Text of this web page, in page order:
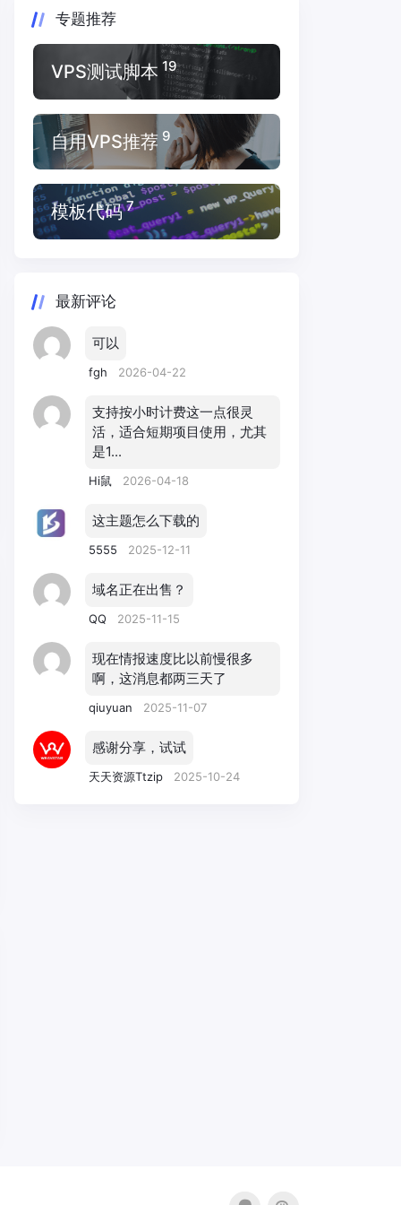
专题推荐
VPS测试脚本 19
自用VPS推荐 9
模板代码 7
最新评论
可以
fgh 2026-04-22
支持按小时计费这一点很灵
活，适合短期项目使用，尤其
是1...
Hi鼠 2026-04-18
这主题怎么下载的
5555 2025-12-11
域名正在出售？
QQ 2025-11-15
现在情报速度比以前慢很多
啊，这消息都两三天了
qiuyuan 2025-11-07
感谢分享，试试
天天资源Ttzip 2025-10-24